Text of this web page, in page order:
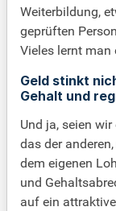
Weiterbildung,
geprüften
Vieles lernt man
Geld stinkt
Gehalt und
Und ja, seien
das der
dem eigenen
und
auf ein